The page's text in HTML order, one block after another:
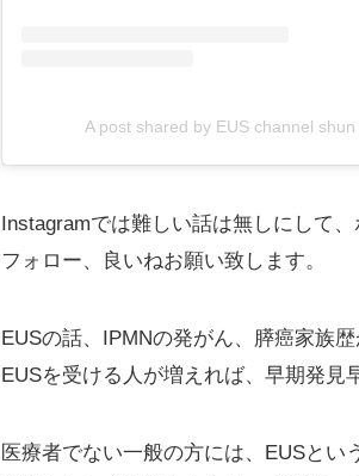
A post shared by EUS channel
Instagramでは難しい話は無しにして
フォロー、良いねお願い致します。
EUSの話、IPMNの発がん、膵癌家族
EUSを受ける人が増えれば、早期発見
医療者でない一般の方には、EUSと